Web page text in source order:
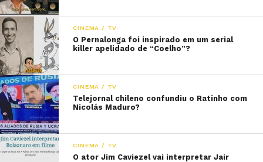
CINEMA / TV
O Pernalonga foi inspirado em um serial
killer apelidado de “Coelho”?
CINEMA / TV
Telejornal chileno confundiu o Ratinho com
Nicolás Maduro?
CINEMA / TV
O ator Jim Caviezel vai interpretar Jair